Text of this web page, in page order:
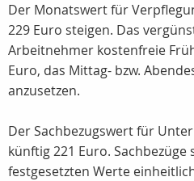
Der Monatswert für
229 Euro steigen. Das
Arbeitnehmer kostenfreie
Euro, das Mittag- bzw.
anzusetzen.
Der Sachbezugswert für
künftig 221 Euro.
festgesetzten Werte